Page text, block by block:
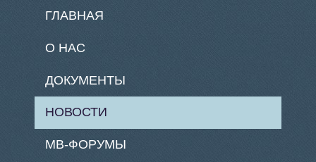
ГЛАВНАЯ
О НАС
ДОКУМЕНТЫ
НОВОСТИ
МВ-ФОРУМЫ